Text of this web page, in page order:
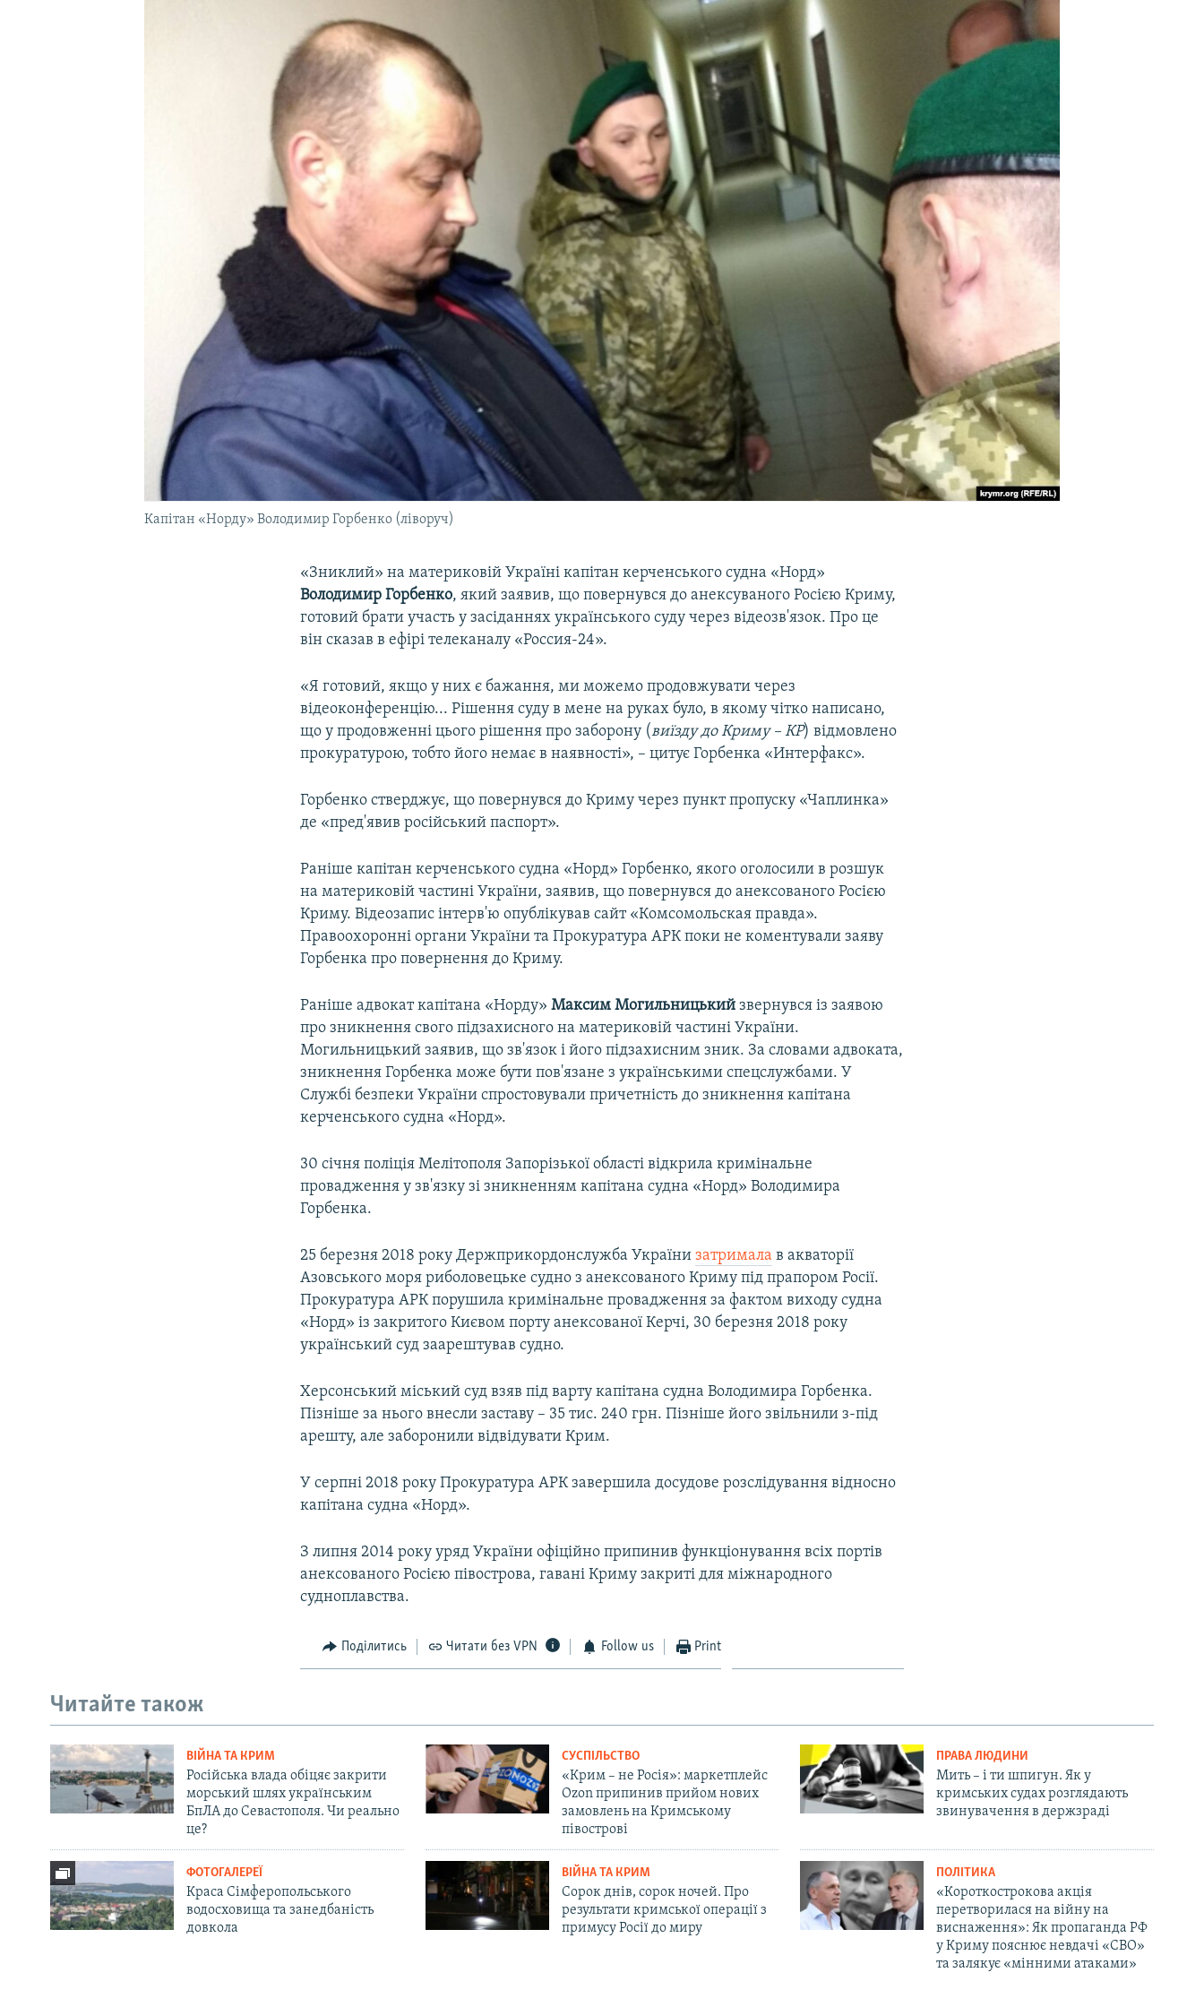
Капітан «Норду» Володимир Горбенко (ліворуч)
«Зниклий» на материковій Україні капітан керченського судна «Норд»
Володимир Горбенко, який заявив, що повернувся до анексуваного Росією Криму,
готовий брати участь у засіданнях українського суду через відеозв'язок. Про це
він сказав в ефірі телеканалу «Россия-24».
«Я готовий, якщо у них є бажання, ми можемо продовжувати через
відеоконференцію... Рішення суду в мене на руках було, в якому чітко написано,
що у продовженні цього рішення про заборону (виїзду до Криму – КР) відмовлено
прокуратурою, тобто його немає в наявності», – цитує Горбенка «Интерфакс».
Горбенко стверджує, що повернувся до Криму через пункт пропуску «Чаплинка»
де «пред'явив російський паспорт».
Раніше капітан керченського судна «Норд» Горбенко, якого оголосили в розшук
на материковій частині України, заявив, що повернувся до анексованого Росією
Криму. Відеозапис інтерв'ю опублікував сайт «Комсомольская правда».
Правоохоронні органи України та Прокуратура АРК поки не коментували заяву
Горбенка про повернення до Криму.
Раніше адвокат капітана «Норду»Максим Могильницький звернувся із заявою
про зникнення свого підзахисного на материковій частині України.
Могильницький заявив, що зв'язок і його підзахисним зник. За словами адвоката,
зникнення Горбенка може бути пов'язане з українськими спецслужбами. У
Службі безпеки України спростовували причетність до зникнення капітана
керченського судна «Норд».
30 січня поліція Мелітополя Запорізької області відкрила кримінальне
провадження у зв'язку зі зникненням капітана судна «Норд» Володимира
Горбенка.
25 березня 2018 року Держприкордонслужба Українизатримала в акваторії
Азовського моря риболовецьке судно з анексованого Криму під прапором Росії.
Прокуратура АРК порушила кримінальне провадження за фактом виходу судна
«Норд» із закритого Києвом порту анексованої Керчі, 30 березня 2018 року
український суд заарештував судно.
Херсонський міський суд взяв під варту капітана судна Володимира Горбенка.
Пізніше за нього внесли заставу – 35 тис. 240 грн. Пізніше його звільнили з-під
арешту, але заборонили відвідувати Крим.
У серпні 2018 року Прокуратура АРК завершила досудове розслідування відносно
капітана судна «Норд».
З липня 2014 року уряд України офіційно припинив функціонування всіх портів
анексованого Росією півострова, гавані Криму закриті для міжнародного
судноплавства.
Поділитись Читати без VPN Follow us Print
Читайте також
ВІЙНА ТА КРИМ
Російська влада обіцяє закрити
морський шлях українським
БпЛА до Севастополя. Чи реально
це?
СУСПІЛЬСТВО
«Крим – не Росія»: маркетплейс
Ozon припинив прийом нових
замовлень на Кримському
півострові
ПРАВА ЛЮДИНИ
Мить – і ти шпигун. Як у
кримських судах розглядають
звинувачення в держзраді
ФОТОГАЛЕРЕЇ
Краса Сімферопольського
водосховища та занедбаність
довкола
ВІЙНА ТА КРИМ
Сорок днів, сорок ночей. Про
результати кримської операції з
примусу Росії до миру
ПОЛІТИКА
«Короткострокова акція
перетворилася на війну на
виснаження»: Як пропаганда РФ
у Криму пояснює невдачі «СВО»
та залякує «мінними атаками»